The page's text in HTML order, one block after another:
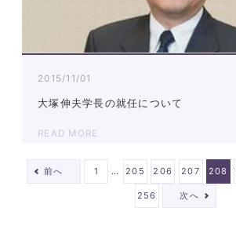
2015/11/01
大塚伸夫学長の就任について
READ MORE
前へ 1 … 205 206 207 208
256 次へ